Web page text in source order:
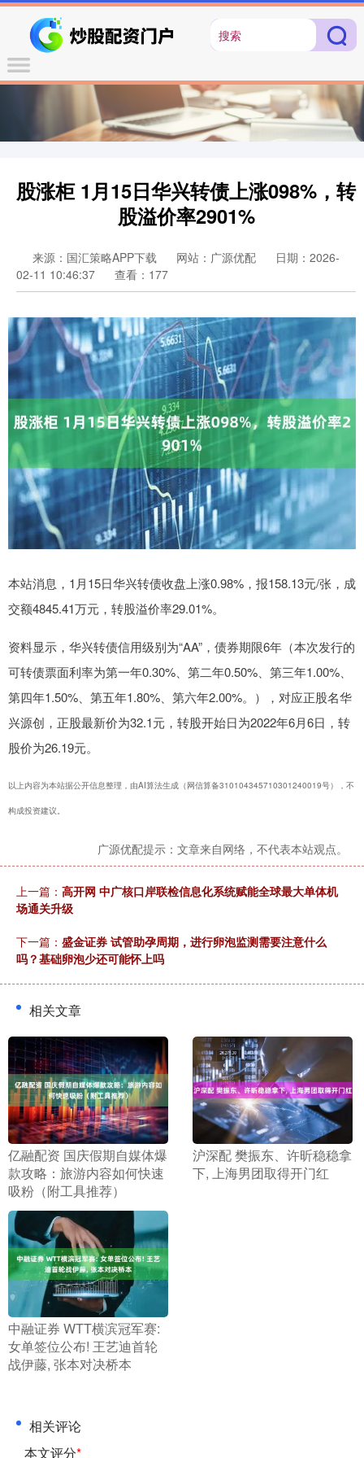
股涨柜 1月15日华兴转债上涨098%，转
股溢价率2901%
来源：国汇策略APP下载 网站：广源优配
日期：2026-
02-11 10:46:37
查看：177
本站消息，1月15日华兴转债收盘上涨0.98%，报158.13元/张，成
交额4845.41万元，转股溢价率29.01%。
资料显示，华兴转债信用级别为“AA”，债券期限6年（本次发行的
可转债票面利率为第一年0.30%、第二年0.50%、第三年1.00%、
第四年1.50%、第五年1.80%、第六年2.00%。），对应正股名华
兴源创，正股最新价为32.1元，转股开始日为2022年6月6日，转
股价为26.19元。
以上内容为本站据公开信息整理，由AI算法生成（网信算备310104345710301240019号），不
构成投资建议。
广源优配提示：文章来自网络，不代表本站观点。
上一篇： 高开网 中广核口岸联检信息化系统赋能全球最大单体机
场通关升级
下一篇： 盛金证券 试管助孕周期，进行卵泡监测需要注意什么
吗？基础卵泡少还可能怀上吗
相关文章
​亿融配资 国庆假期自媒体爆
款攻略：旅游内容如何快速
吸粉（附工具推荐）
​沪深配 樊振东、许昕稳稳拿
下, 上海男团取得开门红
​中融证券 WTT横滨冠军赛:
女单签位公布! 王艺迪首轮
战伊藤, 张本对决桥本
相关评论
本文评分*